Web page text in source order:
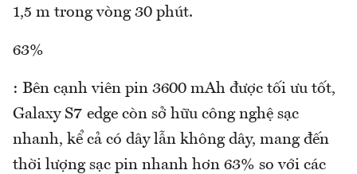
1,5 m trong vòng 30 phút.
63%
: Bên cạnh viên pin 3600 mAh được tối ưu tốt,
Galaxy S7 edge còn sở hữu công nghệ sạc
nhanh, kể cả có dây lẫn không dây, mang đến
thời lượng sạc pin nhanh hơn 63% so với các